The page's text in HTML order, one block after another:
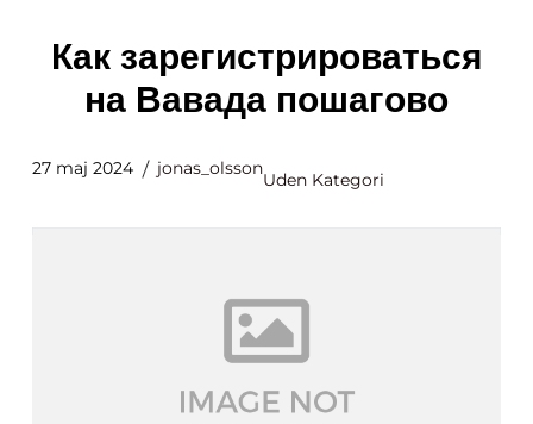
Как зарегистрироваться
на Вавада пошагово
27 maj 2024 jonas_olsson
Uden Kategori